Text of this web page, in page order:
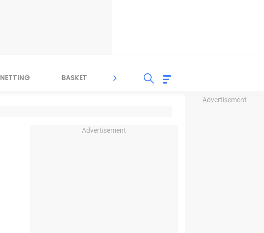
Advertisement
NETTING BASKET SPORT LAIN
Advertisement